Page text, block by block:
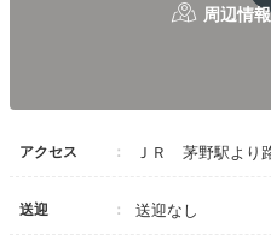
アクセス ＪＲ 茅野駅より
送迎 送迎なし